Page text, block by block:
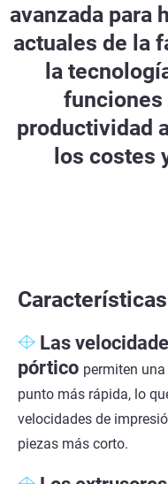
avanzada para
actuales de la
la
funciones
productividad
los costes
Características
Las
pórtico permiten
punto más rápida, lo
velocidades de
piezas más corto.